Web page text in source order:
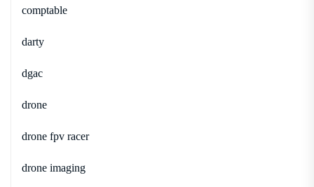
comptable
darty
dgac
drone
drone fpv racer
drone imaging